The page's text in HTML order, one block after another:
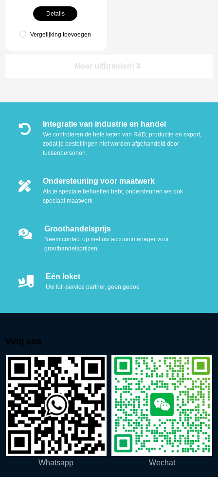
voor reclame
Details
Vergelijking toevoegen
Meer uitbreiden!
Integratie van industrie en handel
We controleren de hele keten van R&D, productie en export,
zodat je bestellingen niet worden afgehandeld door
tussenpersonen.
Ondersteuning voor maatwerk
Als je speciale behoeften hebt, ondersteunen we ook
speciaal maatwerk
Groothandelsprijs
Neem contact op met uw accountmanager voor
groothandelsprijzen
Eén loket
Uw full-service partner, geen gedoe
Volg ons
Whatsapp Wechat